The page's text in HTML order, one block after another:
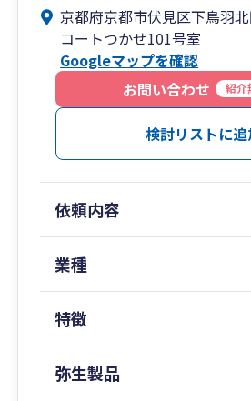
京都府京都市伏見区下鳥羽
コートつかせ101号室
Googleマップを確認
お問い合わせ
紹介
検討リストに追
依頼内容
業種
特徴
弥生製品